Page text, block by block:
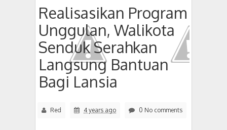
Realisasikan Program
Unggulan, Walikota
Senduk Serahkan
Langsung Bantuan
Bagi Lansia
Red 4 years ago 0 No comments